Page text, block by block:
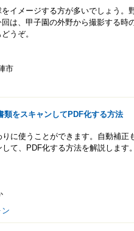
イメージする方が多いでしょう。
は、甲子園の外野から撮影する時
うぞ。
市
類をスキャンしてPDF化する方法
に使うことができます。自動補正
て、PDF化する方法を解説します。